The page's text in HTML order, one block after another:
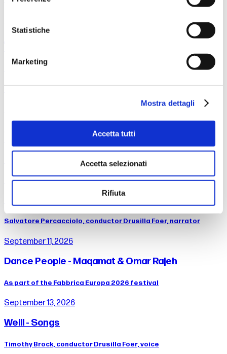
Statistiche
Marketing
Mostra dettagli
Accetta tutti
Accetta selezionati
Rifiuta
Alessandro Serra - As part of the Fabbrica Europa 2026
September 26, 2026
Mahler - Symphony No. 2
Professors of the Maggio Orchestra
September 10, 2026
Salvatore Percacciolo, conductor Drusilla Foer, narrator
September 11, 2026
Dance People - Maqamat & Omar Rajeh
As part of the Fabbrica Europa 2026 festival
September 13, 2026
Weill - Songs
Timothy Brock, conductor Drusilla Foer, voice